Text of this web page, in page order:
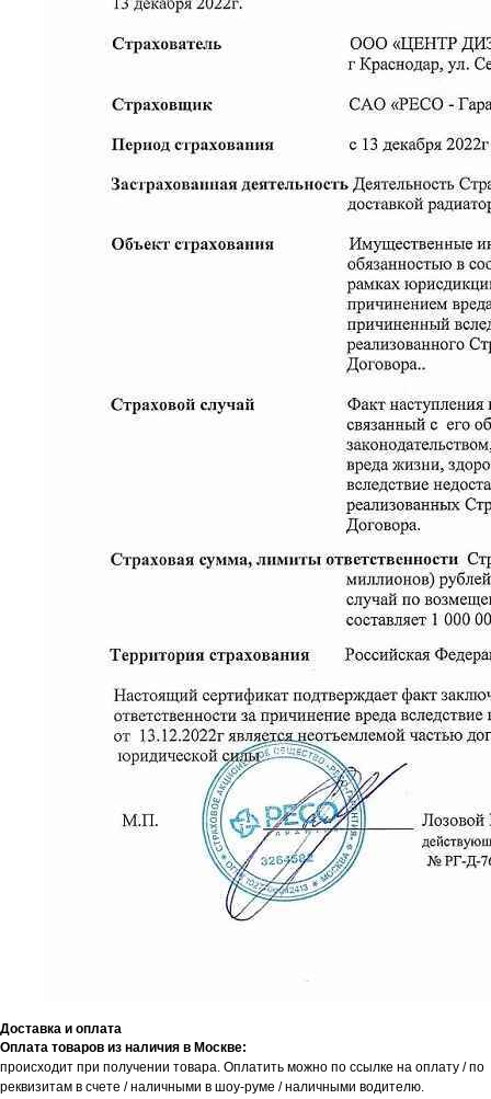
Доставка и оплата
Оплата товаров из наличия в Москве:
происходит при получении товара. Оплатить можно по ссылке на оплату / по
реквизитам в счете / наличными в шоу-руме / наличными водителю.